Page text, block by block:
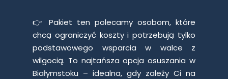
👉 Pakiet ten polecamy osobom, które
chcą ograniczyć koszty i potrzebują tylko
podstawowego wsparcia w walce z
wilgocią. To najtańsza opcja osuszania w
Białymstoku – idealna, gdy zależy Ci na